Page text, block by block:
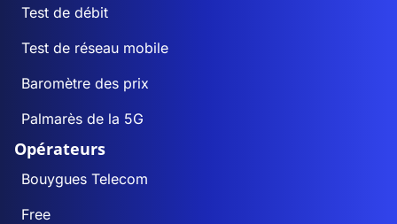
Test de débit
Test de réseau mobile
Baromètre des prix
Palmarès de la 5G
Opérateurs
Bouygues Telecom
Free